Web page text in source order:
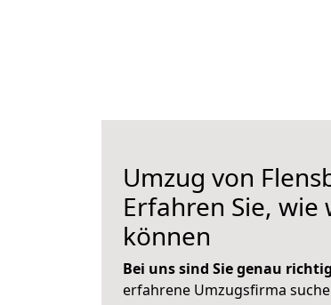
Umzug von
Erfahren Sie,
können
Bei uns sind Sie genau richtig
erfahrene Umzugsfirma